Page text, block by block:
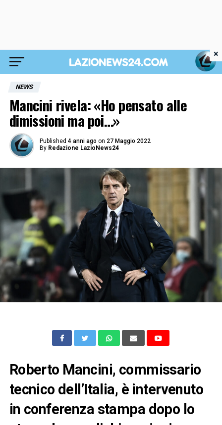
NEWS
Mancini rivela: «Ho pensato alle
dimissioni ma poi…»
Published 4 anni ago on 27 Maggio 2022
By Redazione LazioNews24
Roberto Mancini, commissario
tecnico dell’Italia, è intervenuto
in conferenza stampa dopo lo
×